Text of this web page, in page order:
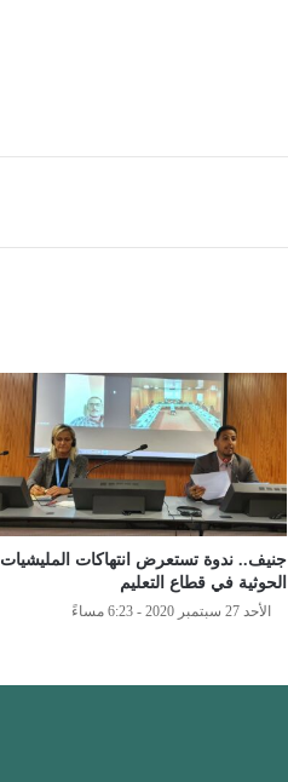
جنيف.. ندوة تستعرض انتهاكات المليشيات
الحوثية في قطاع التعليم
الأحد 27 سبتمبر 2020 - 6:23 مساءً